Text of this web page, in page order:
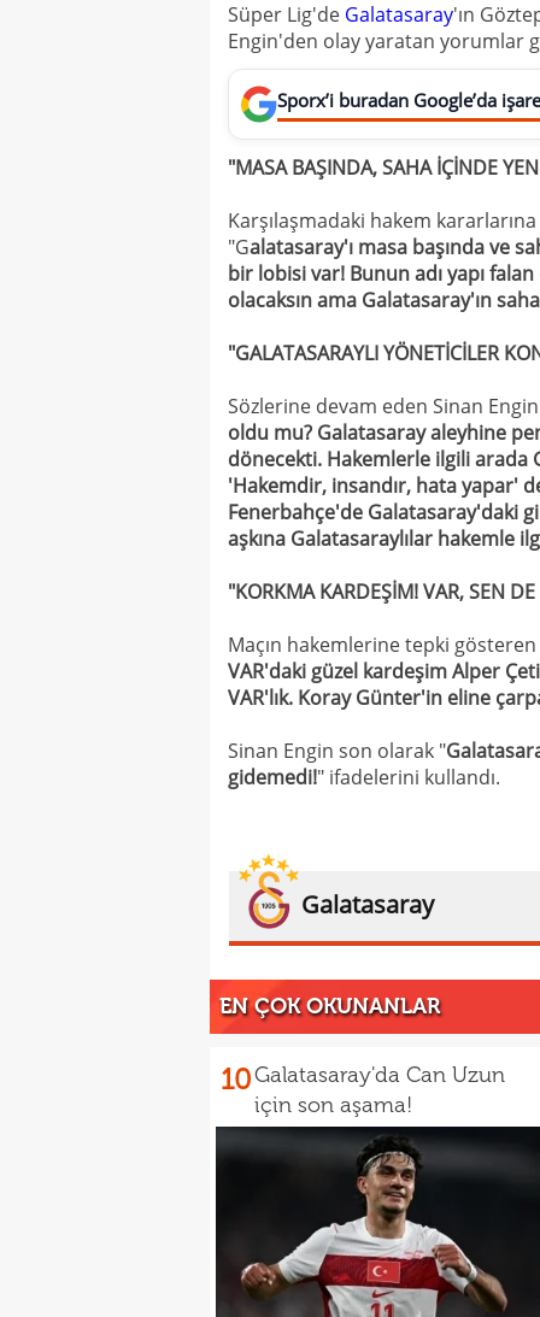
Süper Lig'de Galatasaray'ın
Engin'den olay yaratan yorumlar
Sporx’i buradan Google’da
"MASA BAŞINDA, SAHA İÇİNDE
Karşılaşmadaki hakem
"Galatasaray'ı masa başında ve
bir lobisi var! Bunun adı yapı
olacaksın ama Galatasaray'ın
"GALATASARAYLI YÖNETİCİLER
Sözlerine devam eden Sinan
oldu mu? Galatasaray aleyhine
dönecekti. Hakemlerle ilgili arada
'Hakemdir, insandır, hata yapar'
Fenerbahçe'de Galatasaray'daki
aşkına Galatasaraylılar hakemle
"KORKMA KARDEŞİM! VAR, SEN
Maçın hakemlerine tepki
VAR'daki güzel kardeşim Alper
VAR'lık. Koray Günter'in eline
Sinan Engin son olarak "
gidemedi!" ifadelerini kullandı.
Galatasaray
EN ÇOK OKUNANLAR
10Galatasaray'da Can Uzun
için son aşama!